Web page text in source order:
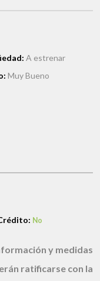
A estrenar
Muy Bueno
No
y medidas
ratificarse con la